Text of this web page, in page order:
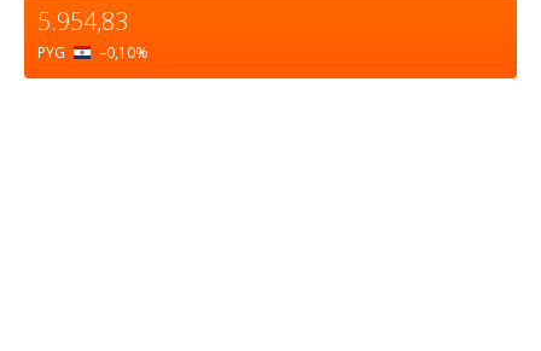
5.954,83
PYG –0,10%